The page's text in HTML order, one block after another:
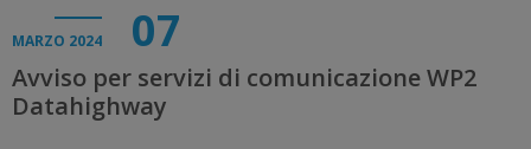
MARZO 2024 07
Avviso per servizi di comunicazione WP2
Datahighway